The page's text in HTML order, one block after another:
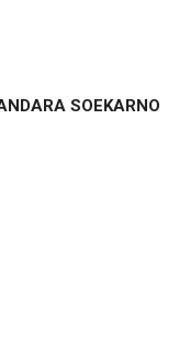
SOEKARNO